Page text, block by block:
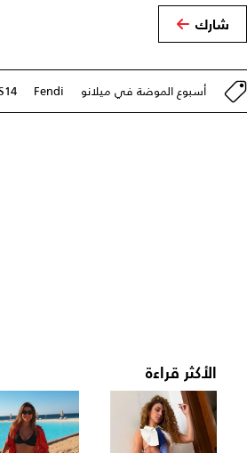
شارك
أسبوع الموضة في ميلانو Fendi
الأكثر قراءة